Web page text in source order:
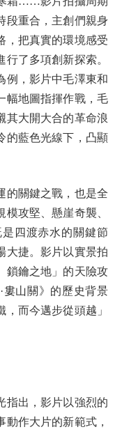
段重合，主創們親身
，把真實的環境感受
了多項創新探索。
例，影片中毛澤東和
幅地圖指揮作戰，毛
其大開大合的革命浪
的藍色光線下，凸顯
關鍵之戰，也是全
攻堅、懸崖奇襲、
四渡赤水的關鍵節
大捷。影片以實景拍
鎖鑰之地」的天險攻
婁山關》的歷史背景
而今邁步從頭越」
出，影片以強烈的
作大片的新範式，